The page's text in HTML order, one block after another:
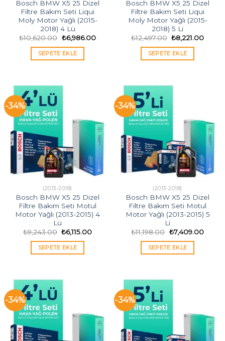
Bosch BMW X5 25 Dizel
Filtre Bakım Seti Liqui
Moly Motor Yağlı (2015-
2018) 4 Lü
₺10,620.00 Orijinal
fiyat:
₺10,620.00.
₺6,986.00Şu
SEPETE EKLE
Bosch BMW X5 25 Dizel
Filtre Bakım Seti Liqui
Moly Motor Yağlı (2015-
2018) 5 Li
₺12,497.00 Orijinal
fiyat:
₺12,497.00.
₺8,221.00Şu
SEPETE EKLE
-34%
(2013-2018)
Bosch BMW X5 25 Dizel
Filtre Bakım Seti Motul
Motor Yağlı (2013-2015) 4
Lü
₺9,243.00 Orijinal
fiyat:
₺9,243.00.
₺6,115.00Şu
SEPETE EKLE
-34%
(2013-2018)
Bosch BMW X5 25 Dizel
Filtre Bakım Seti Motul
Motor Yağlı (2013-2015) 5
Li
₺11,198.00 Orijinal
fiyat:
₺11,198.00.
₺7,409.00Şu
SEPETE EKLE
-34% -34%